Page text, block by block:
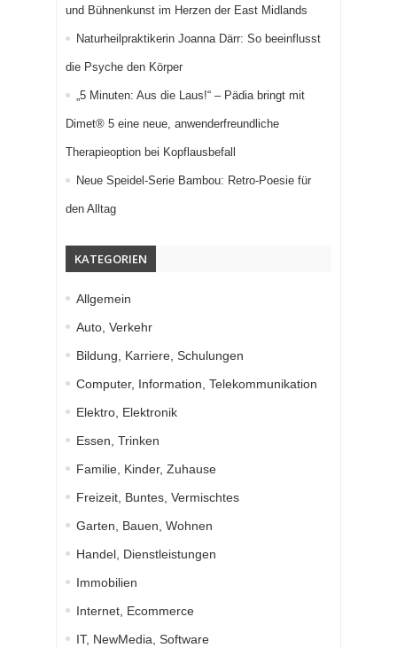
und Bühnenkunst im Herzen der East Midlands
Naturheilpraktikerin Joanna Därr: So beeinflusst
die Psyche den Körper
„5 Minuten: Aus die Laus!“ – Pädia bringt mit
Dimet® 5 eine neue, anwenderfreundliche
Therapieoption bei Kopflausbefall
Neue Speidel-Serie Bambou: Retro-Poesie für
den Alltag
KATEGORIEN
Allgemein
Auto, Verkehr
Bildung, Karriere, Schulungen
Computer, Information, Telekommunikation
Elektro, Elektronik
Essen, Trinken
Familie, Kinder, Zuhause
Freizeit, Buntes, Vermischtes
Garten, Bauen, Wohnen
Handel, Dienstleistungen
Immobilien
Internet, Ecommerce
IT, NewMedia, Software